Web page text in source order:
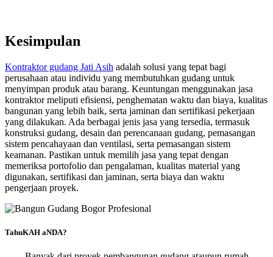
Kesimpulan
Kontraktor gudang Jati Asih adalah solusi yang tepat bagi
perusahaan atau individu yang membutuhkan gudang untuk
menyimpan produk atau barang. Keuntungan menggunakan jasa
kontraktor meliputi efisiensi, penghematan waktu dan biaya, kualitas
bangunan yang lebih baik, serta jaminan dan sertifikasi pekerjaan
yang dilakukan. Ada berbagai jenis jasa yang tersedia, termasuk
konstruksi gudang, desain dan perencanaan gudang, pemasangan
sistem pencahayaan dan ventilasi, serta pemasangan sistem
keamanan. Pastikan untuk memilih jasa yang tepat dengan
memeriksa portofolio dan pengalaman, kualitas material yang
digunakan, sertifikasi dan jaminan, serta biaya dan waktu
pengerjaan proyek.
TahuKAH aNDA?